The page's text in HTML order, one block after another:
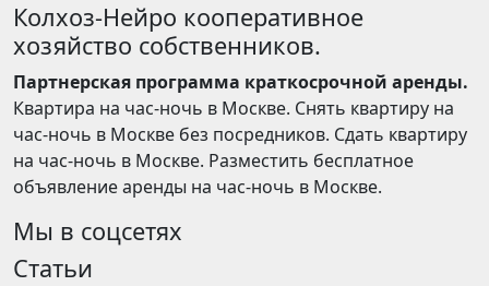
Колхоз-Нейро кооперативное
хозяйство собственников.
Партнерская программа краткосрочной аренды.
Квартира на час-ночь в Москве. Снять квартиру на
час-ночь в Москве без посредников. Сдать квартиру
на час-ночь в Москве. Разместить бесплатное
объявление аренды на час-ночь в Москве.
Мы в соцсетях
Статьи